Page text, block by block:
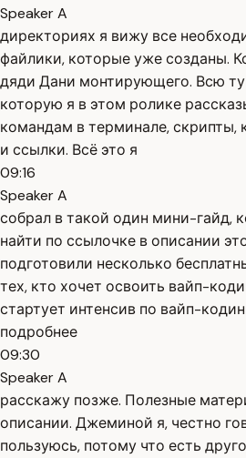
Speaker A
директориях я вижу все
файлики, которые уже созданы.
дяди Дани монтирующего. Всю
которую я в этом ролике
командам в терминале, скрипты,
и ссылки. Всё это я
09:16
Speaker A
собрал в такой один мини-гайд,
найти по ссылочке в описании
подготовили несколько
тех, кто хочет освоить вайп-
стартует интенсив по вайп-
подробнее
09:30
Speaker A
расскажу позже. Полезные
описании. Джеминой я, честно
пользуюсь, потому что есть